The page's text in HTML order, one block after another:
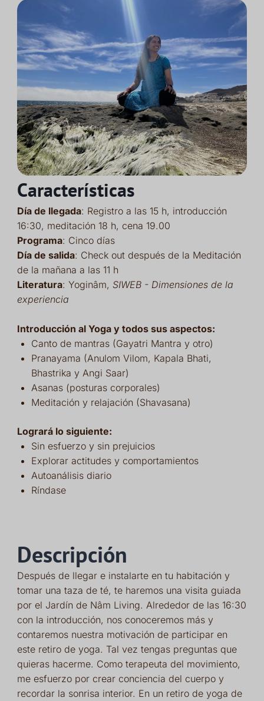
Características
Día de llegada: Registro a las 15 h, introducción
16:30, meditación 18 h, cena 19.00
Programa: Cinco días
Día de salida: Check out después de la Meditación
de la mañana a las 11 h
Literatura: Yoginâm, SIWEB - Dimensiones de la
experiencia
Introducción al Yoga y todos sus aspectos:
Canto de mantras (Gayatri Mantra y otro)
Pranayama (Anulom Vilom, Kapala Bhati,
Bhastrika y Angi Saar)
Asanas (posturas corporales)
Meditación y relajación (Shavasana)
Logrará lo siguiente:
Sin esfuerzo y sin prejuicios
Explorar actitudes y comportamientos
Autoanálisis diario
Ríndase
Descripción
Después de llegar e instalarte en tu habitación y
tomar una taza de té, te haremos una visita guiada
por el Jardín de Nâm Living. Alrededor de las 16:30
con la introducción, nos conoceremos más y
contaremos nuestra motivación de participar en
este retiro de yoga. Tal vez tengas preguntas que
quieras hacerme. Como terapeuta del movimiento,
me esfuerzo por crear conciencia del cuerpo y
recordar la sonrisa interior. En un retiro de yoga de